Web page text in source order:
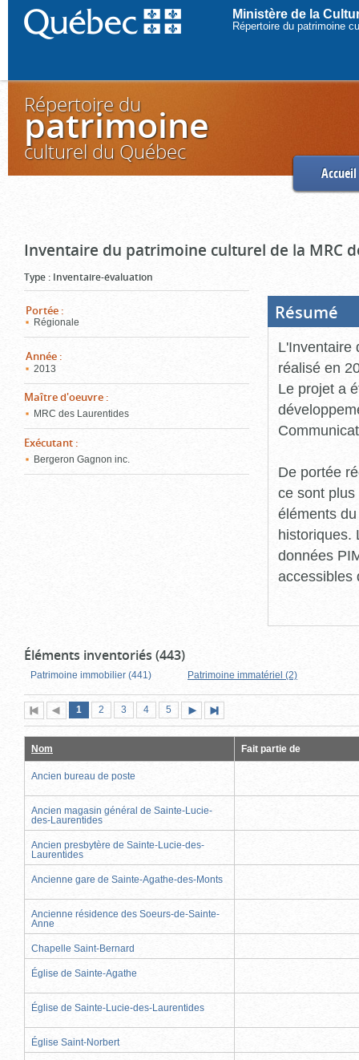
Ministère de la
Répertoire du patrimoine
Répertoire du
patrimoine
culturel du Québec
Accueil
Inventaire du patrimoine culturel de la MRC
Type : Inventaire-évaluation
Portée :
Régionale
Année :
2013
Maître d'oeuvre :
MRC des Laurentides
Exécutant :
Bergeron Gagnon inc.
Résumé
L'Inventaire
réalisé en
Le projet a
De portée
ce sont
éléments
historiques.
données
accessibles
Éléments inventoriés (443)
Patrimoine immobilier (441) Patrimoine immatériel (2)
Première
page
Page
précédente
Page
1 (page
actuelle)
Page
2 Page
3 Page
4 Page
5
suivante
page
Nom Fait partie de
Ancien bureau de poste
Ancien magasin général de Sainte-Lucie-
des-Laurentides
Ancien presbytère de Sainte-Lucie-des-
Laurentides
Ancienne gare de Sainte-Agathe-des-Monts
Ancienne résidence des Soeurs-de-Sainte-
Anne
Chapelle Saint-Bernard
Église de Sainte-Agathe
Église de Sainte-Lucie-des-Laurentides
Église Saint-Norbert